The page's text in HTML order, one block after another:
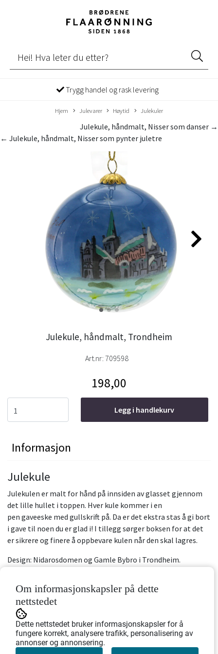
Trygg handel og rask levering
Hjem Julevarer Høytid Julekuler
Julekule, håndmalt, Nisser som danser →
← Julekule, håndmalt, Nisser som pynter juletre
Julekule, håndmalt, Trondheim
Art.nr: 709598
198,00
Legg i handlekurv
Informasjon
Julekule
Julekulen er malt for hånd på innsiden av glasset gjennom
det lille hullet i toppen. Hver kule kommer i en
pen gaveeske med gullskrift på. Da er det ekstra stas å gi bort
i gave til noen du er glad i! I tillegg sørger boksen for at det
er sikrere og finere å oppbevare kulen når den skal lagres.
Design: Nidarosdomen og Gamle Bybro i Trondheim.
Om informasjonskapsler på dette
nettstedet
Dette nettstedet bruker informasjonskapsler for å
fungere korrekt, analysere trafikk, personalisering av
annonser og annonsering.